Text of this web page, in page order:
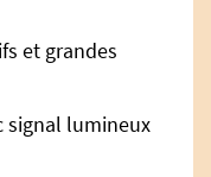
et grandes
signal lumineux